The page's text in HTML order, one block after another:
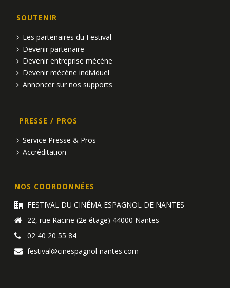
SOUTENIR
Les partenaires du Festival
Devenir partenaire
Devenir entreprise mécène
Devenir mécène individuel
Annoncer sur nos supports
PRESSE / PROS
Service Presse & Pros
Accréditation
NOS COORDONNÉES
FESTIVAL DU CINÉMA ESPAGNOL DE NANTES
22, rue Racine (2e étage) 44000 Nantes
02 40 20 55 84
festival@cinespagnol-nantes.com